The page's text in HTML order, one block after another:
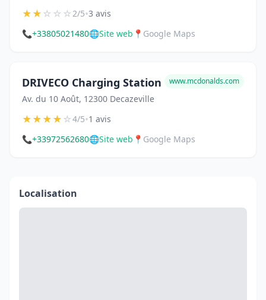
★★☆☆☆2/5•3 avis
📞+33805021480🌐Site web 📍 Google Maps
DRIVECO Charging Station
Av. du 10 Août, 12300 Decazeville
www.mcdonalds.com
★★★★☆4/5•1 avis
📞+33972562680🌐Site web 📍 Google Maps
Localisation